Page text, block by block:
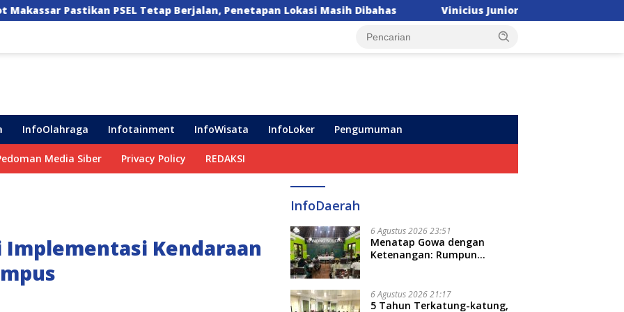
Berjalan, Penetapan Lokasi Masih Dibahas Vinicius Junior Pilih Tetap di Real Madrid, Arsenal “Gigit
InfoOlahraga Infotainment InfoWisata InfoLoker Pengumuman
Media Siber Privacy Policy REDAKSI
Implementasi Kendaraan
InfoDaerah
6 Agustus 2026 23:51
Menatap Gowa dengan
Ketenangan: Rumpun
Sepihak, Tekankan Jalur
Musyawarah, Ingatkan Soal
6 Agustus 2026 21:17
5 Tahun Terkatung-katung,